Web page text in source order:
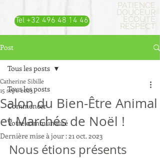
PATIENCE
DOUCEUR
ECOUTE
RESPECT
Tel +32 496 48 14 46
Post
Tous les posts
Commencer
Votre communauté
Tous les posts
Salon du Bien-Être Animal
et Marchés de Noël !
Catherine Sibille
15 sept. 2023
Dernière mise à jour :21 oct. 2023
Nous étions présents